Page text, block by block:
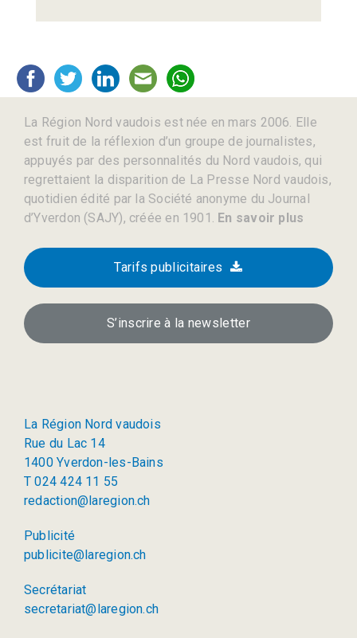
La Région Nord vaudois est née en mars 2006. Elle
est fruit de la réflexion d’un groupe de journalistes,
appuyés par des personnalités du Nord vaudois, qui
regrettaient la disparition de La Presse Nord vaudois,
quotidien édité par la Société anonyme du Journal
d’Yverdon (SAJY), créée en 1901. En savoir plus
Tarifs publicitaires
S’inscrire à la newsletter
La Région Nord vaudois
Rue du Lac 14
1400 Yverdon-les-Bains
T 024 424 11 55
redaction@laregion.ch
Publicité
publicite@laregion.ch
Secrétariat
secretariat@laregion.ch